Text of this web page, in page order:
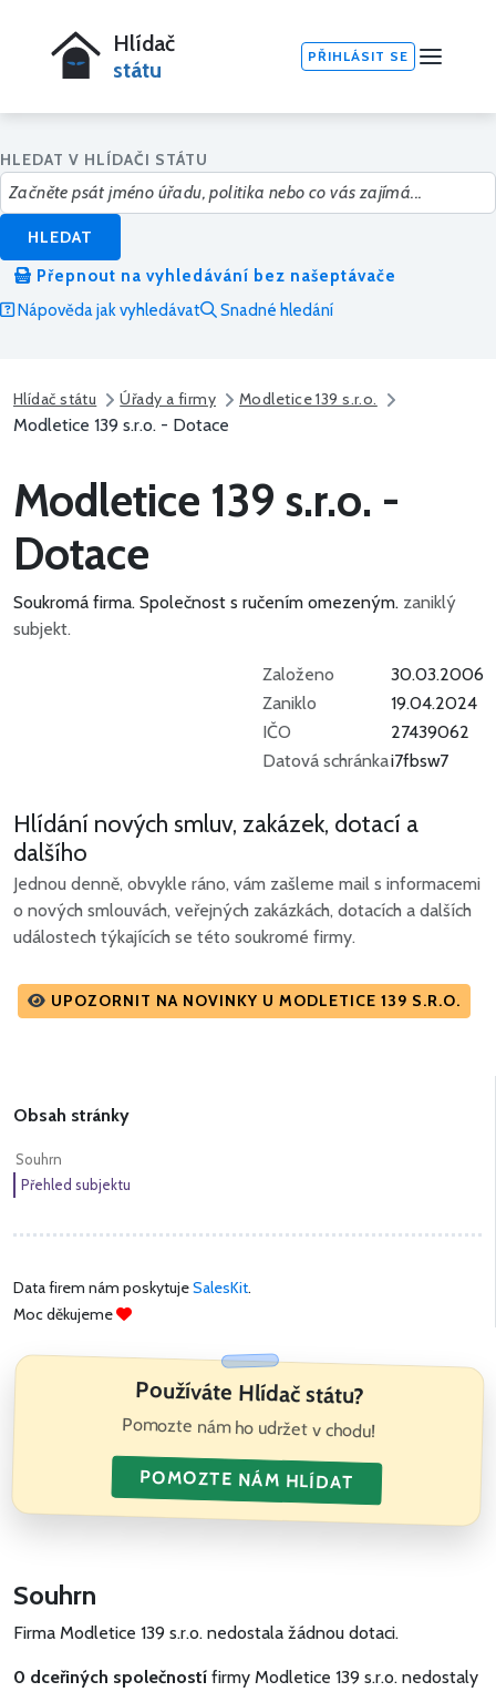
Hlídač
státu
PŘIHLÁSIT SE
HLEDAT V HLÍDAČI STÁTU
HLEDAT
Přepnout na vyhledávání bez našeptávače
Nápověda jak vyhledávat
Snadné hledání
Hlídač státu Úřady a firmy Modletice 139 s.r.o.
Modletice 139 s.r.o. - Dotace
Modletice 139 s.r.o. -
Dotace
Soukromá firma. Společnost s ručením omezeným. zaniklý
subjekt.
Založeno
30.03.2006
Zaniklo
19.04.2024
IČO
27439062
Datová schránkai7fbsw7
Hlídání nových smluv, zakázek, dotací a
dalšího
Jednou denně, obvykle ráno, vám zašleme mail s informacemi
o nových smlouvách, veřejných zakázkách, dotacích a dalších
událostech týkajících se této soukromé firmy.
UPOZORNIT NA NOVINKY U MODLETICE 139 S.R.O.
Obsah stránky
Souhrn
Přehled subjektu
Data firem nám poskytujeSalesKit.
Moc děkujeme
Používáte Hlídač státu?
Pomozte nám ho udržet v chodu!
POMOZTE NÁM HLÍDAT
Souhrn
Firma Modletice 139 s.r.o. nedostala žádnou dotaci.
0 dceřiných společností firmy Modletice 139 s.r.o. nedostaly